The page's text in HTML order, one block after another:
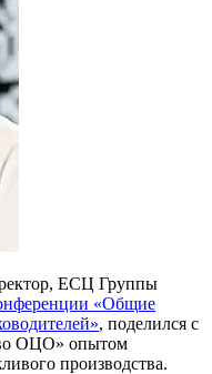
ЕСЦ Группы
«Общие
, поделился с
ОЦО» опытом
производства.